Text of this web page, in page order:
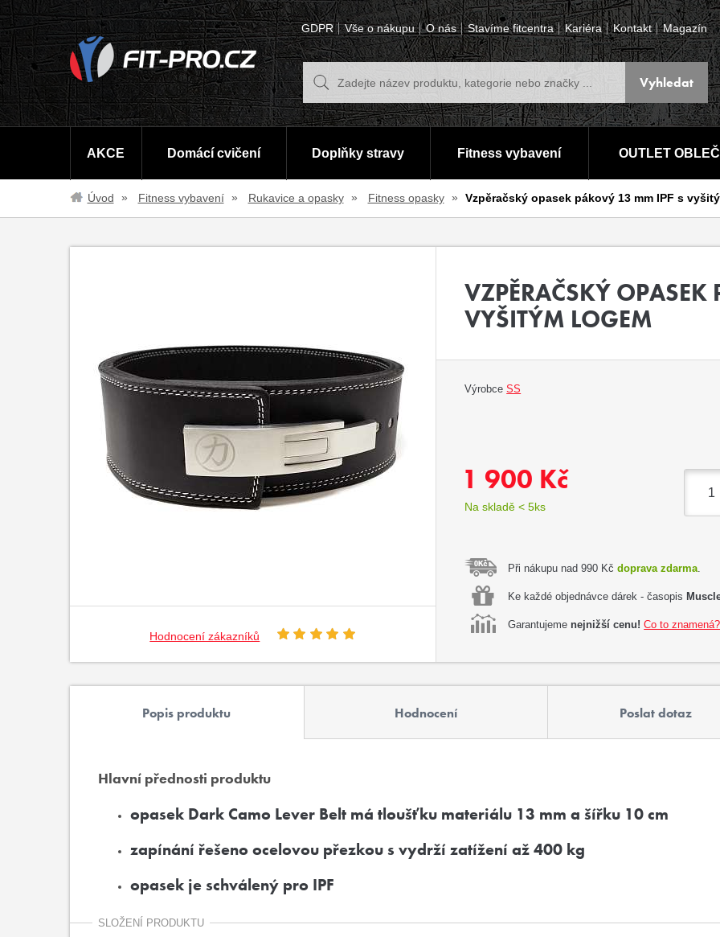
GDPR Vše o nákupu O nás Stavíme fitcentra Kariéra Kontakt Magazín
AKCE Domácí cvičení Doplňky stravy Fitness vybavení OUTLET
Úvod Fitness vybavení Rukavice a opasky Fitness opasky Vzpěračský opasek pákový 13 mm IPF s
Hodnocení zákazníků
VZPĚRAČSKÝ
VYŠITÝM LOGEM
VýrobceSS
1 900 Kč
Na skladě < 5ks
Při nákupu nad 990 Kčdoprava zdarma.
Ke každé objednávce dárek - časopis
Garantujeme nejnižší cenu! Co to znamená?
Popis produktu Hodnocení Poslat dotaz
Hlavní přednosti produktu
opasek Dark Camo Lever Belt má tloušťku materiálu 13 mm a šířku 10 cm
zapínání řešeno ocelovou přezkou s vydrží zatížení až 400 kg
opasek je schválený pro IPF
SLOŽENÍ PRODUKTU